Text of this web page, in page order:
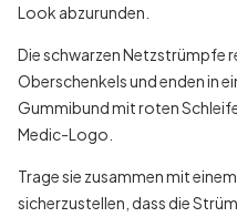
Look abzurunden.
Die schwarzen Netzstrümpfe
Oberschenkels und enden in
Gummibund mit roten
Medic-Logo.
Trage sie zusammen mit
sicherzustellen, dass die